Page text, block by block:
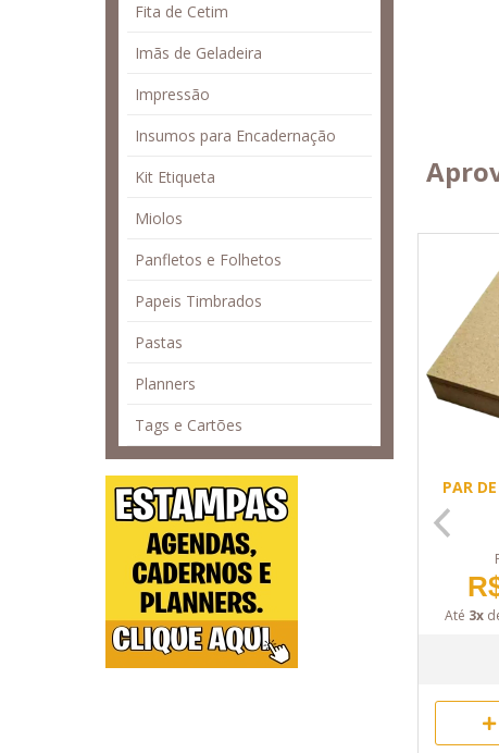
Fita de Cetim
Imãs de Geladeira
Impressão
Insumos para Encadernação
Kit Etiqueta
Miolos
Panfletos e Folhetos
Papeis Timbrados
Pastas
Planners
Tags e Cartões
PAR
Até 3x